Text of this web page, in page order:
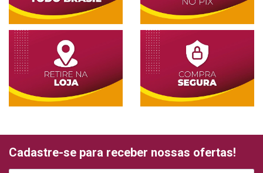
Cadastre-se para receber nossas ofertas!